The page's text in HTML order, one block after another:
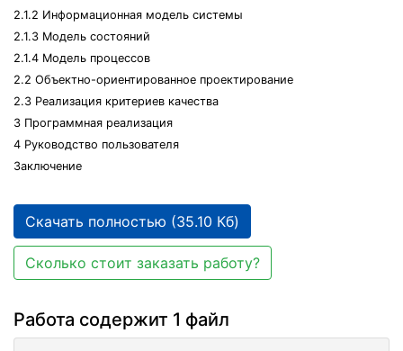
2.1.2 Информационная модель системы
2.1.3 Модель состояний
2.1.4 Модель процессов
2.2 Объектно-ориентированное проектирование
2.3 Реализация критериев качества
3 Программная реализация
4 Руководство пользователя
Заключение
Скачать полностью (35.10 Кб)
Сколько стоит заказать работу?
Работа содержит 1 файл